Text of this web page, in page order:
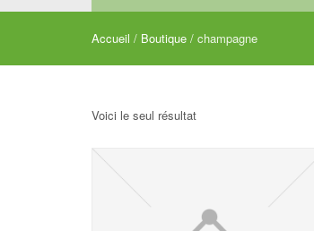
Accueil / Boutique / champagne
Voici le seul résultat